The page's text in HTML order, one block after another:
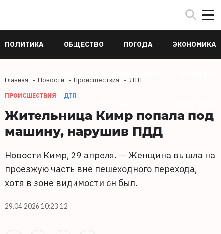
ПОЛИТИКА ОБЩЕСТВО ПОГОДА ЭКОНОМИКА
Главная Новости Происшествия ДТП
ПРОИСШЕСТВИЯ ДТП
Жительница Кимр попала под
машину, нарушив ПДД
Новости Кимр, 29 апреля. — Женщина вышла на
проезжую часть вне пешеходного перехода,
хотя в зоне видимости он был.
29.04.2026 10:23:12